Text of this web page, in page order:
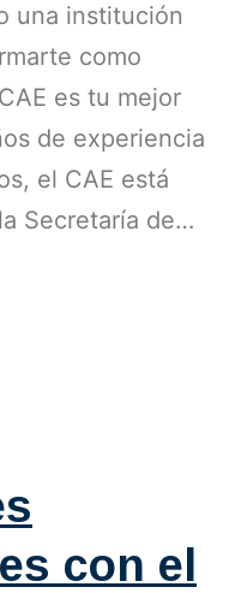
una institución
como
es tu mejor
de experiencia
el CAE está
Secretaría de…
con el